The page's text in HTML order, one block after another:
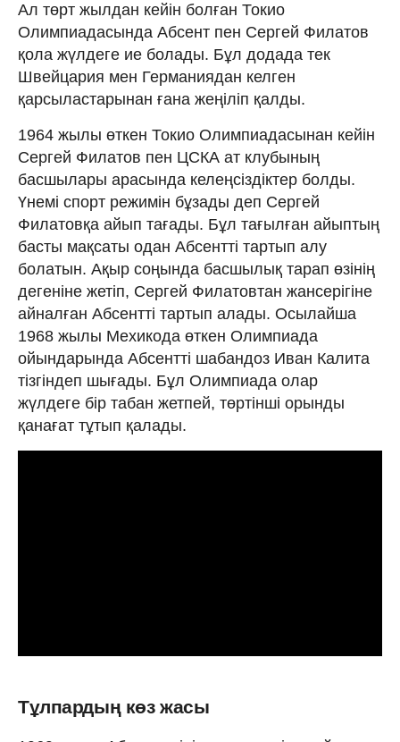
Ал төрт жылдан кейін болған Токио
Олимпиадасында Абсент пен Сергей Филатов
қола жүлдеге ие болады. Бұл додада тек
Швейцария мен Германиядан келген
қарсыластарынан ғана жеңіліп қалды.
1964 жылы өткен Токио Олимпиадасынан кейін
Сергей Филатов пен ЦСКА ат клубының
басшылары арасында келеңсіздіктер болды.
Үнемі спорт режимін бұзады деп Сергей
Филатовқа айып тағады. Бұл тағылған айыптың
басты мақсаты одан Абсентті тартып алу
болатын. Ақыр соңында басшылық тарап өзінің
дегеніне жетіп, Сергей Филатовтан жансерігіне
айналған Абсентті тартып алады. Осылайша
1968 жылы Мехикода өткен Олимпиада
ойындарында Абсентті шабандоз Иван Калита
тізгіндеп шығады. Бұл Олимпиада олар
жүлдеге бір табан жетпей, төртінші орынды
қанағат тұтып қалады.
Тұлпардың көз жасы